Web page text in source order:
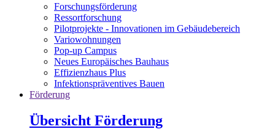
Forschungsförderung
Ressortforschung
Pilotprojekte - Innovationen im Gebäudebereich
Variowohnungen
Pop-up Campus
Neues Europäisches Bauhaus
Effizienzhaus Plus
Infektionspräventives Bauen
Förderung
Übersicht Förderung